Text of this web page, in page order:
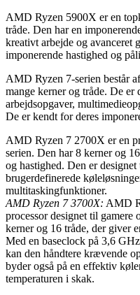
AMD Ryzen 5900X er en
tråde. Den har en
kreativt arbejde og avanceret
imponerende hastighed og
AMD Ryzen 7-serien består
mange kerner og tråde. De er
arbejdsopgaver,
De er kendt for deres
AMD Ryzen 7 2700X er en
serien. Den har 8 kerner og
og hastighed. Den er
brugerdefinerede
multitaskingfunktioner.
AMD Ryzen 7 3700X: AMD
processor designet til
kerner og 16 tråde, der giver
Med en baseclock på 3,6
kan den håndtere krævende
byder også på en effektiv
temperaturen i skak.